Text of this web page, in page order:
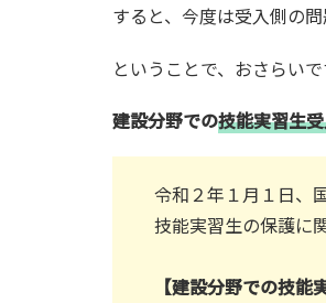
すると、今度は受入側の
ということで、おさらいで
建設分野での技能実習生
令和２年１月１日、
技能実習生の保護に
【建設分野での技能